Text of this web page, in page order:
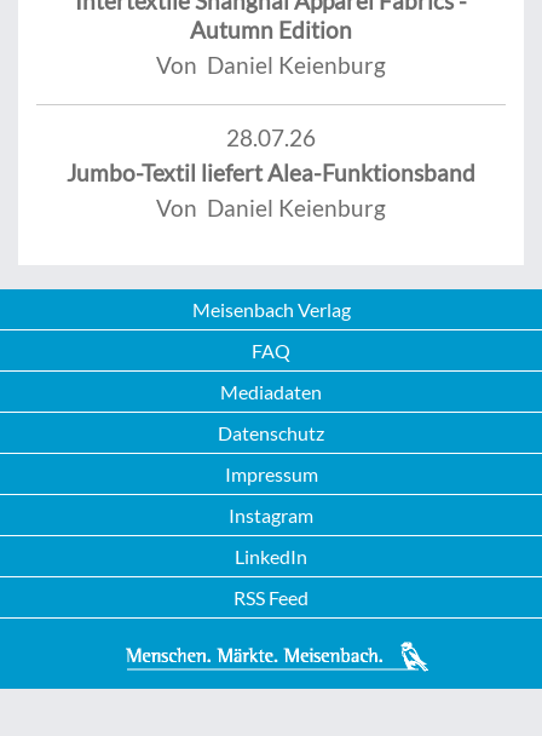
Autumn Edition
Von Daniel Keienburg
28.07.26
Jumbo-Textil liefert Alea-Funktionsband
Von Daniel Keienburg
Meisenbach Verlag
FAQ
Mediadaten
Datenschutz
Impressum
Instagram
LinkedIn
RSS Feed